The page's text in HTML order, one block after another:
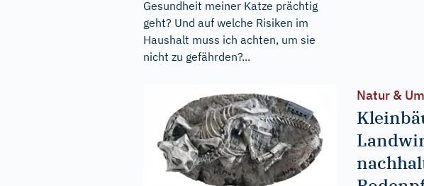
Gesundheit meiner Katze prächtig
geht? Und auf welche Risiken im
Haushalt muss ich achten, um sie
nicht zu gefährden?...
Natur &